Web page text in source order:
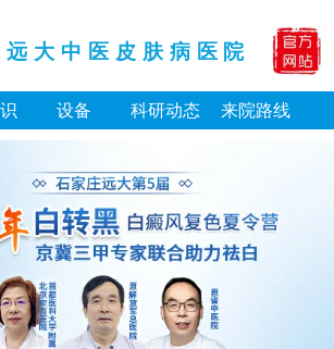
大中医皮肤病医院
设备 科研动态 来院路线